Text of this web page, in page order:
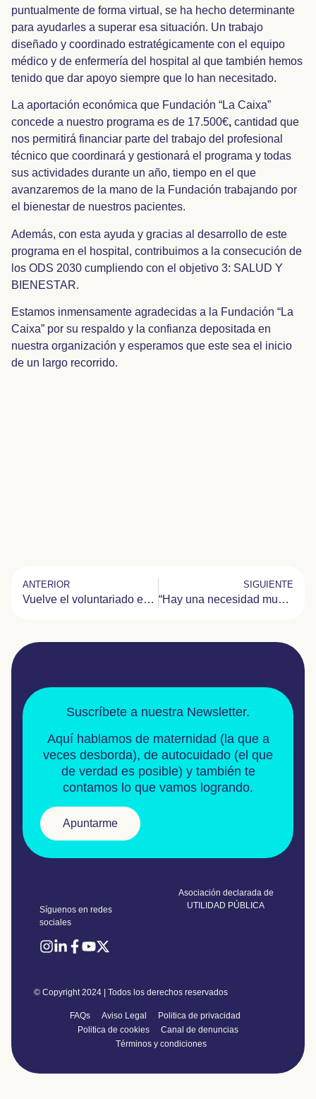
puntualmente de forma virtual, se ha hecho determinante
para ayudarles a superar esa situación. Un trabajo
diseñado y coordinado estratégicamente con el equipo
médico y de enfermería del hospital al que también hemos
tenido que dar apoyo siempre que lo han necesitado.
La aportación económica que Fundación “La Caixa”
concede a nuestro programa es de 17.500€, cantidad que
nos permitirá financiar parte del trabajo del profesional
técnico que coordinará y gestionará el programa y todas
sus actividades durante un año, tiempo en el que
avanzaremos de la mano de la Fundación trabajando por
el bienestar de nuestros pacientes.
Además, con esta ayuda y gracias al desarrollo de este
programa en el hospital, contribuimos a la consecución de
los ODS 2030 cumpliendo con el objetivo 3: SALUD Y
BIENESTAR.
Estamos inmensamente agradecidas a la Fundación “La
Caixa” por su respaldo y la confianza depositada en
nuestra organización y esperamos que este sea el inicio
de un largo recorrido.
ANTERIOR
Vuelve el voluntariado en versión digital
SIGUIENTE
“Hay una necesidad muy grande de humanizar el entorno hospitalario”
Suscríbete a nuestra Newsletter.
Aquí hablamos de maternidad (la que a
veces desborda), de autocuidado (el que
de verdad es posible) y también te
contamos lo que vamos logrando.
Apuntarme
Síguenos en redes
sociales
Asociación declarada de
UTILIDAD PÚBLICA
© Copyright 2024 | Todos los derechos reservados
FAQs Aviso Legal
Politica de privacidad
Politica de cookies
Canal de denuncias
Términos y condiciones